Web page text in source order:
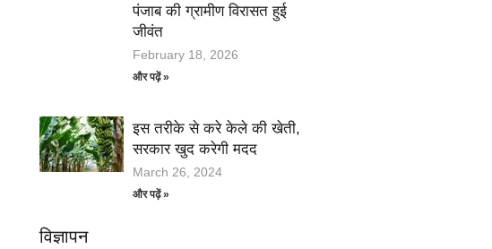
पंजाब की ग्रामीण विरासत हुई
जीवंत
February 18, 2026
और पढ़ें »
इस तरीके से करे केले की खेती,
सरकार खुद करेगी मदद
March 26, 2024
और पढ़ें »
विज्ञापन